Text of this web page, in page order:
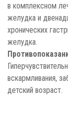
в комплексном
желудка и
хронических
желудка.
вскармливания,
детский возраст.